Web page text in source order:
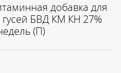
добавка для
БВД КМ КН 27%
(П)